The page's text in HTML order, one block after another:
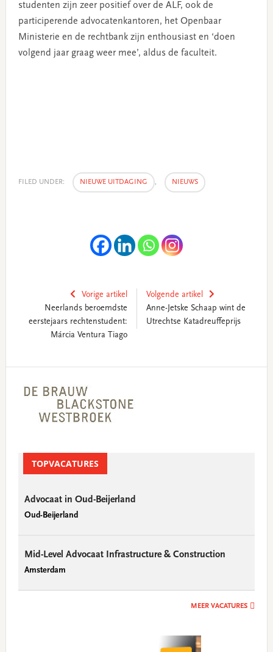
studenten zijn zeer positief over de ALF, ook de
participerende advocatenkantoren, het Openbaar
Ministerie en de rechtbank zijn enthousiast en ‘doen
volgend jaar graag weer mee’, aldus de faculteit.
FILED UNDER: NIEUWE UITDAGING , NIEUWS
Vorige artikel
Neerlands beroemdste
eerstejaars rechtenstudent:
Márcia Ventura Tiago
Volgende artikel
Anne-Jetske Schaap wint de
Utrechtse Katadreuffeprijs
Sidebar
TOPVACATURES
Advocaat in Oud-Beijerland
Oud-Beijerland
Mid-Level Advocaat Infrastructure & Construction
Amsterdam
MEER VACATURES